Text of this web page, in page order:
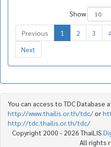
Show
Previous 1 2 3
Next
You can access to TDC Database at
http://www.thailis.or.th/tdc/or
http://tdc.thailis.or.th/tdc/
Copyright 2000 - 2026 ThaiLIS
All rights